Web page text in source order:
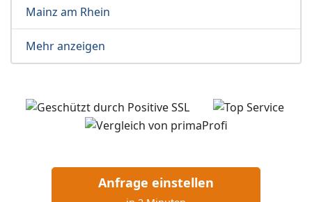
Mainz am Rhein
Mehr anzeigen
Anfrage einstellen